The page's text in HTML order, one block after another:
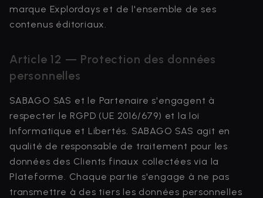
marque Explordays et de l'ensemble de ses
contenus éditoriaux.
Article 12 — Protection des données
personnelles
SABAGO SAS et le Partenaire s'engagent à
respecter le RGPD (UE 2016/679) et la loi
Informatique et Libertés. SABAGO SAS agit en
qualité de responsable de traitement pour les
données des Clients finaux collectées via la
Plateforme. Chaque partie s'engage à ne pas
transmettre à des tiers les données personnelles